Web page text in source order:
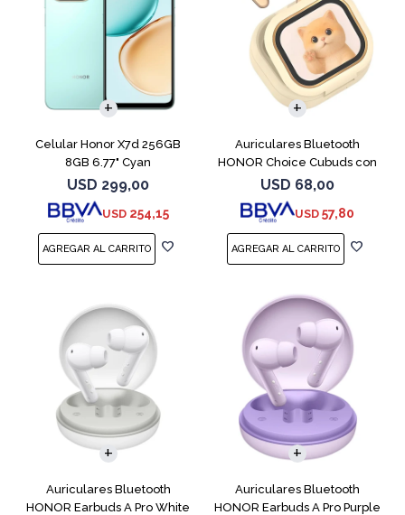
Celular Honor X7d 256GB
8GB 6.77" Cyan
USD 299,00
USD 254,15
COMPARAR
Auriculares Bluetooth
HONOR Choice Cubuds con
Pantalla Beige
USD 68,00
USD 57,80
Auriculares Bluetooth
HONOR Earbuds A Pro White
Auriculares Bluetooth
HONOR Earbuds A Pro Purple